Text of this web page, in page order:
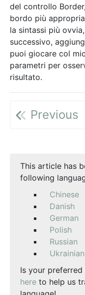
del controllo
bordo più
la sintassi più
successivo,
puoi giocare col
parametri per
risultato.
Previous
This article has
following
Chinese
Danish
German
Polish
Russian
Ukrainian
Is your
here to help us